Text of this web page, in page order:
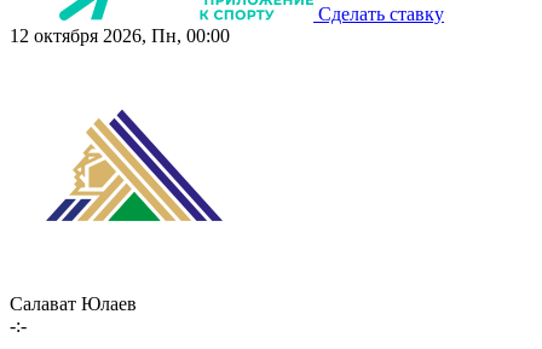
Сделать ставку
12 октября 2026, Пн, 00:00
Салават Юлаев
-:-